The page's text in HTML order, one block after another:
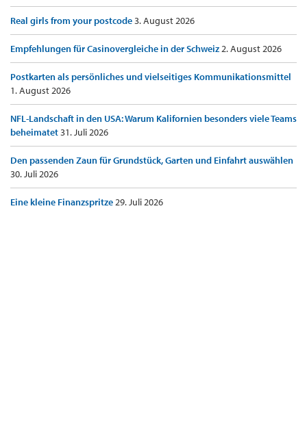
Real girls from your postcode3. August 2026
Empfehlungen für Casinovergleiche in der Schweiz2. August 2026
Postkarten als persönliches und vielseitiges Kommunikationsmittel
1. August 2026
NFL-Landschaft in den USA: Warum Kalifornien besonders viele Teams
beheimatet31. Juli 2026
Den passenden Zaun für Grundstück, Garten und Einfahrt auswählen
30. Juli 2026
Eine kleine Finanzspritze29. Juli 2026